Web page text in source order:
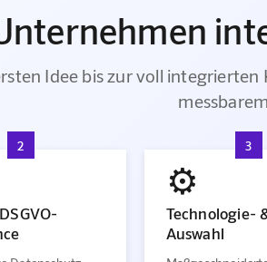
Idee bis zur voll
2 3
⚙️
Technologie-
Auswahl